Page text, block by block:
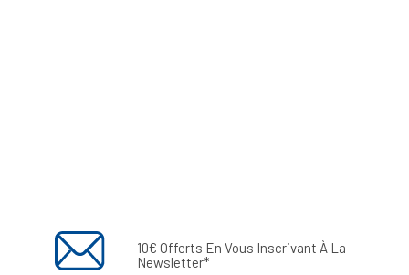
10€ Offerts En Vous Inscrivant À La
Newsletter*